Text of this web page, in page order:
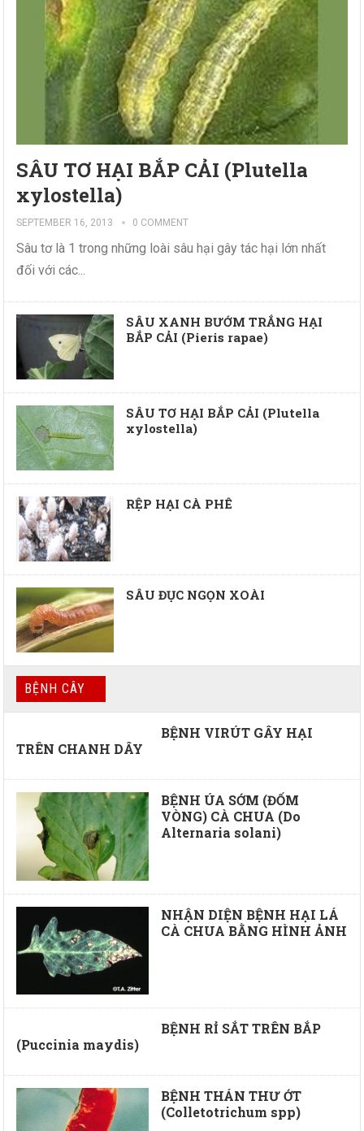
SÂU TƠ HẠI BẮP CẢI (Plutella
xylostella)
SEPTEMBER 16, 2013 0 COMMENT
Sâu tơ là 1 trong những loài sâu hại gây tác hại lớn nhất
đối với các...
SÂU XANH BƯỚM TRẮNG HẠI
BẮP CẢI (Pieris rapae)
SÂU TƠ HẠI BẮP CẢI (Plutella
xylostella)
RỆP HẠI CÀ PHÊ
SÂU ĐỤC NGỌN XOÀI
BỆNH CÂY
BỆNH VIRÚT GÂY HẠI
TRÊN CHANH DÂY
BỆNH ÚA SỚM (ĐỐM
VÒNG) CÀ CHUA (Do
Alternaria solani)
NHẬN DIỆN BỆNH HẠI LÁ
CÀ CHUA BẰNG HÌNH ẢNH
BỆNH RỈ SẮT TRÊN BẮP
(Puccinia maydis)
BỆNH THÁN THƯ ỚT
(Colletotrichum spp)